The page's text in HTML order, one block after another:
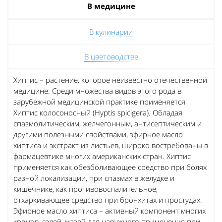
В медицине
В кулинарии
В цветоводстве
Хиптис – растение, которое неизвестно отечественной
медицине. Среди множества видов этого рода в
зарубежной медицинской практике применяется
Хиптис колосоносный (Hyptis spicigera). Обладая
спазмолитическим, желчегонным, антисептическим и
другими полезными свойствами, эфирное масло
хиптиса и экстракт из листьев, широко востребованы в
фармацевтике многих американских стран. Хиптис
применяется как обезболивающее средство при болях
разной локализации, при спазмах в желудке и
кишечнике, как противовоспалительное,
отхаркивающее средство при бронхитах и простудах.
Эфирное масло хиптиса – активный компонент многих